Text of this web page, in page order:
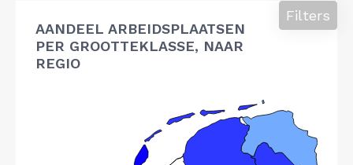
AANDEEL ARBEIDSPLAATSEN
PER GROOTTEKLASSE, NAAR
REGIO
Filters